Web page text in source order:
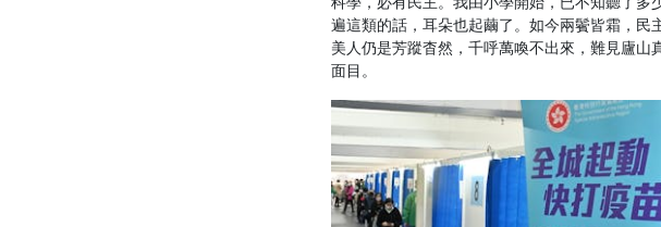
遍這類的話，耳朵也起繭了。如今兩鬢皆霜，民
美人仍是芳蹤杳然，千呼萬喚不出來，難見廬山
面目。